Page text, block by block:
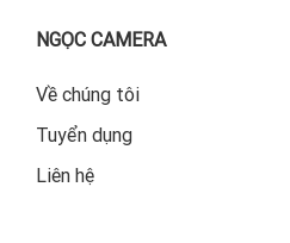
NGỌC CAMERA
Về chúng tôi
Tuyển dụng
Liên hệ